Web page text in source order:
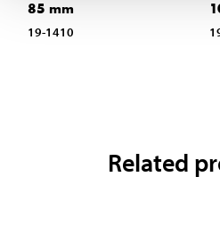
85 mm
19-1410
Related